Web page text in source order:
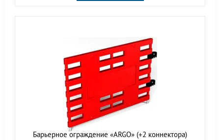
Барьерное ограждение «ARGO» (+2 коннектора)